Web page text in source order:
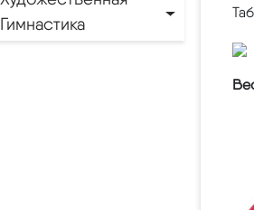
Гимнастика